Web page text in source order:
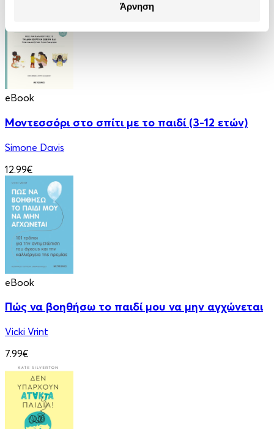
Άρνηση
eBook
Μοντεσσόρι στο σπίτι με το παιδί (3-12 ετών)
Simone Davis
12.99€
eBook
Πώς να βοηθήσω το παιδί μου να μην αγχώνεται
Vicki Vrint
7.99€